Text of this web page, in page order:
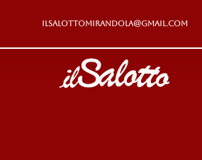
ilsalottomirandola@gmail.com